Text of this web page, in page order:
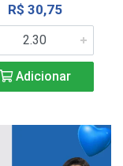
R$ 30,75
Adicionar